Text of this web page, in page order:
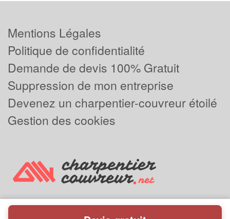
Mentions Légales
Politique de confidentialité
Demande de devis 100% Gratuit
Suppression de mon entreprise
Devenez un charpentier-couvreur étoilé
Gestion des cookies